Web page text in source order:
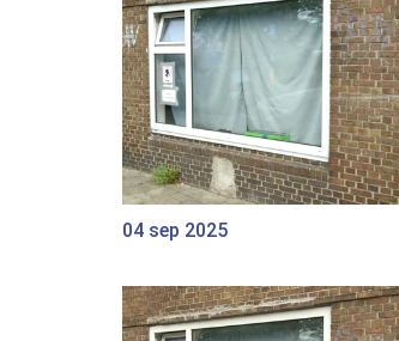
04 sep 2025